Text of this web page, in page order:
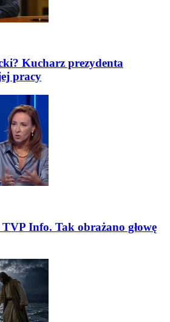
Kucharz prezydenta
pracy
Info. Tak obrażano głowę